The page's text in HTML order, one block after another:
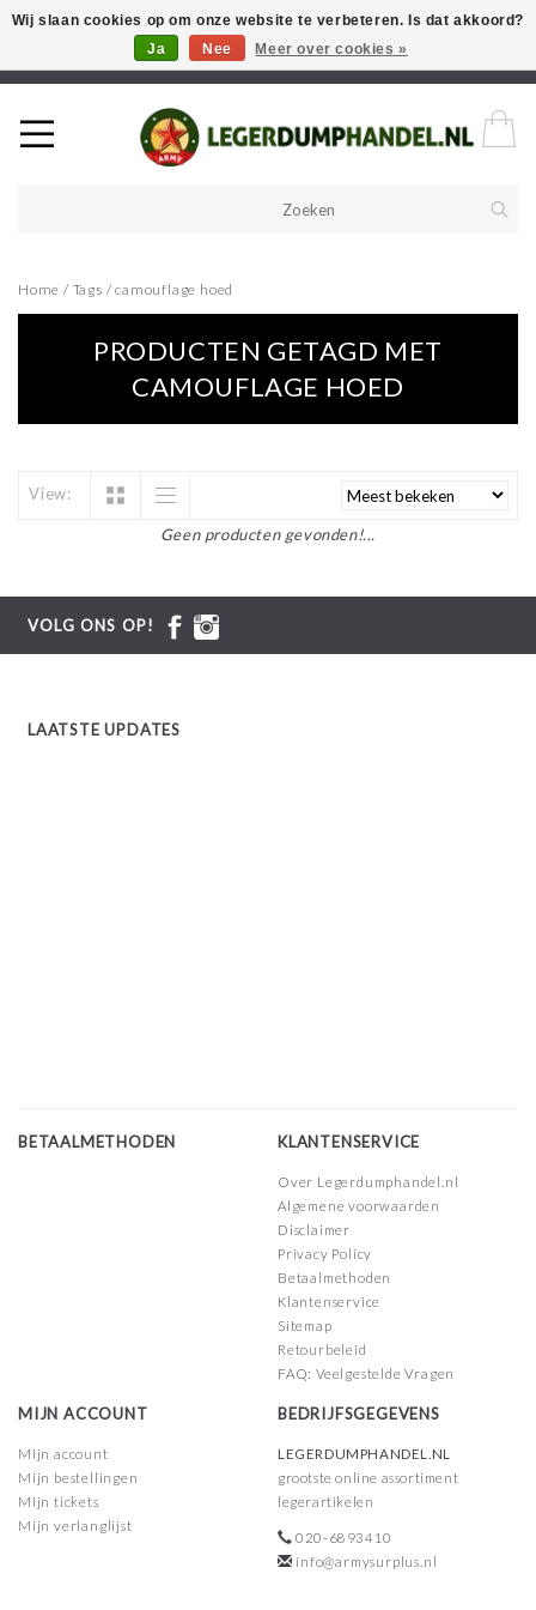
Welkom in onze webshop! Als u een product zoekt en deze niet kan
vinden in de webwinkel, neem vooral contact op!
Home / Tags /camouflage hoed
PRODUCTEN GETAGD MET
CAMOUFLAGE HOED
View:
Geen producten gevonden!...
VOLG ONS OP!
LAATSTE UPDATES
BETAALMETHODEN KLANTENSERVICE
Over Legerdumphandel.nl
Algemene voorwaarden
Disclaimer
Privacy Policy
Betaalmethoden
Klantenservice
Sitemap
Retourbeleid
FAQ: Veelgestelde Vragen
MIJN ACCOUNT
Mijn account
Mijn bestellingen
Mijn tickets
Mijn verlanglijst
BEDRIJFSGEGEVENS
LEGERDUMPHANDEL.NL
grootste online assortiment
legerartikelen
020-6893410
info@armysurplus.nl
Wij slaan cookies op om onze website te verbeteren. Is dat akkoord?
Ja
Nee Meer over cookies »